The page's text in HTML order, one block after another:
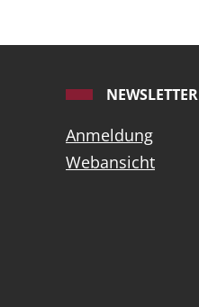
NEWSLETTER
Anmeldung
Webansicht